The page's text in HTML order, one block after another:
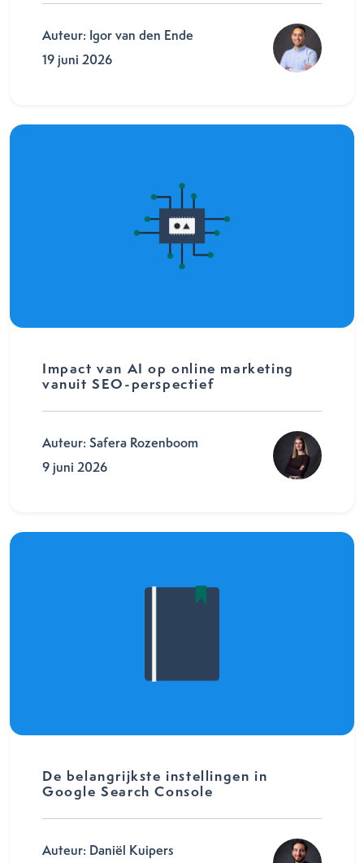
Auteur: Igor van den Ende
19 juni 2026
Impact van AI op online marketing
vanuit SEO-perspectief
Auteur: Safera Rozenboom
9 juni 2026
De belangrijkste instellingen in
Google Search Console
Auteur: Daniël Kuipers